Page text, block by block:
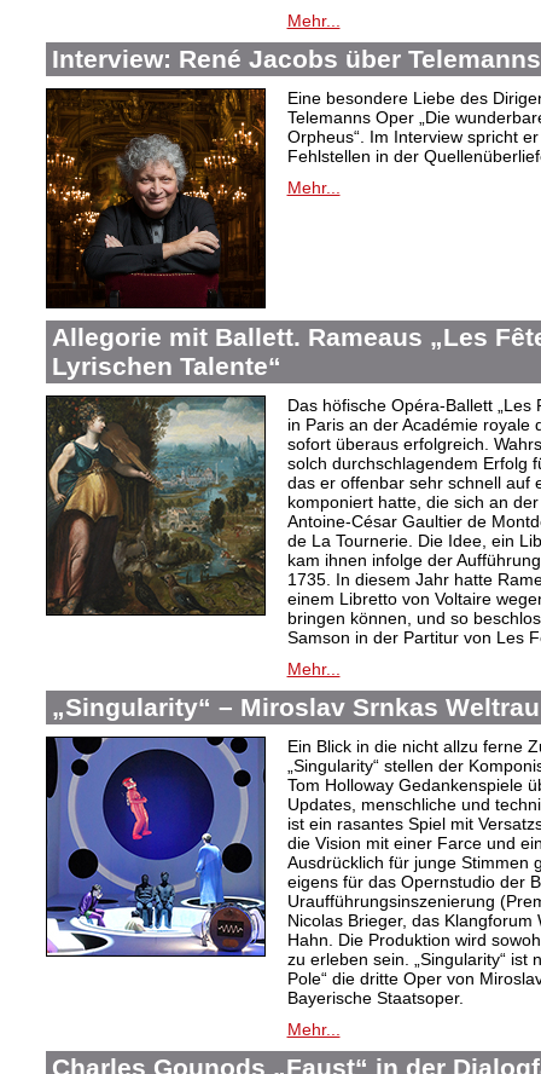
Mehr...
Interview: René Jacobs über
Eine besondere Liebe des
Telemanns Oper „Die
Orpheus“. Im Interview spricht
Fehlstellen in der
Mehr...
Allegorie mit Ballett. Rameaus „Les
Lyrischen Talente“
Das höfische Opéra-Ballett
in Paris an der Académie royale
sofort überaus erfolgreich.
solch durchschlagendem Erfolg
das er offenbar sehr schnell auf
komponiert hatte, die sich an
Antoine-César Gaultier de
de La Tournerie. Die Idee, ein
kam ihnen infolge der
1735. In diesem Jahr hatte
einem Libretto von Voltaire
bringen können, und so
Samson in der Partitur von Les
Mehr...
„Singularity“ – Miroslav Srnkas
Ein Blick in die nicht allzu ferne
„Singularity“ stellen der
Tom Holloway Gedankenspiele
Updates, menschliche und
ist ein rasantes Spiel mit
die Vision mit einer Farce und
Ausdrücklich für junge Stimmen
eigens für das Opernstudio der
Uraufführungsinszenierung
Nicolas Brieger, das
Hahn. Die Produktion wird
zu erleben sein. „Singularity“ ist
Pole“ die dritte Oper von
Bayerische Staatsoper.
Mehr...
Charles Gounods „Faust“ in der